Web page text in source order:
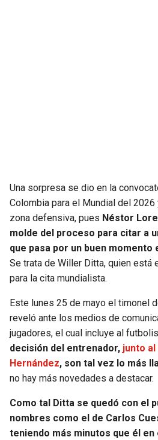
LIONS
PACKERS
VIKINGS
PANTHERS
SAINTS
BUCCANEERS
NUGGETS
TIMBERWOLVES
THUNDER
JAZZ
Una sorpresa se dio en la
Colombia para el Mundial del
zona defensiva, pues Néstor
molde del proceso para citar a
que pasa por un buen momento
Se trata de Willer Ditta, quien está
para la cita mundialista.
Este lunes 25 de mayo el timonel
reveló ante los medios de
jugadores, el cual incluye al
decisión del entrenador, junto al
Hernández, son tal vez lo más
no hay más novedades a destacar.
Como tal Ditta se quedó con el
nombres como el de Carlos
teniendo más minutos que él en